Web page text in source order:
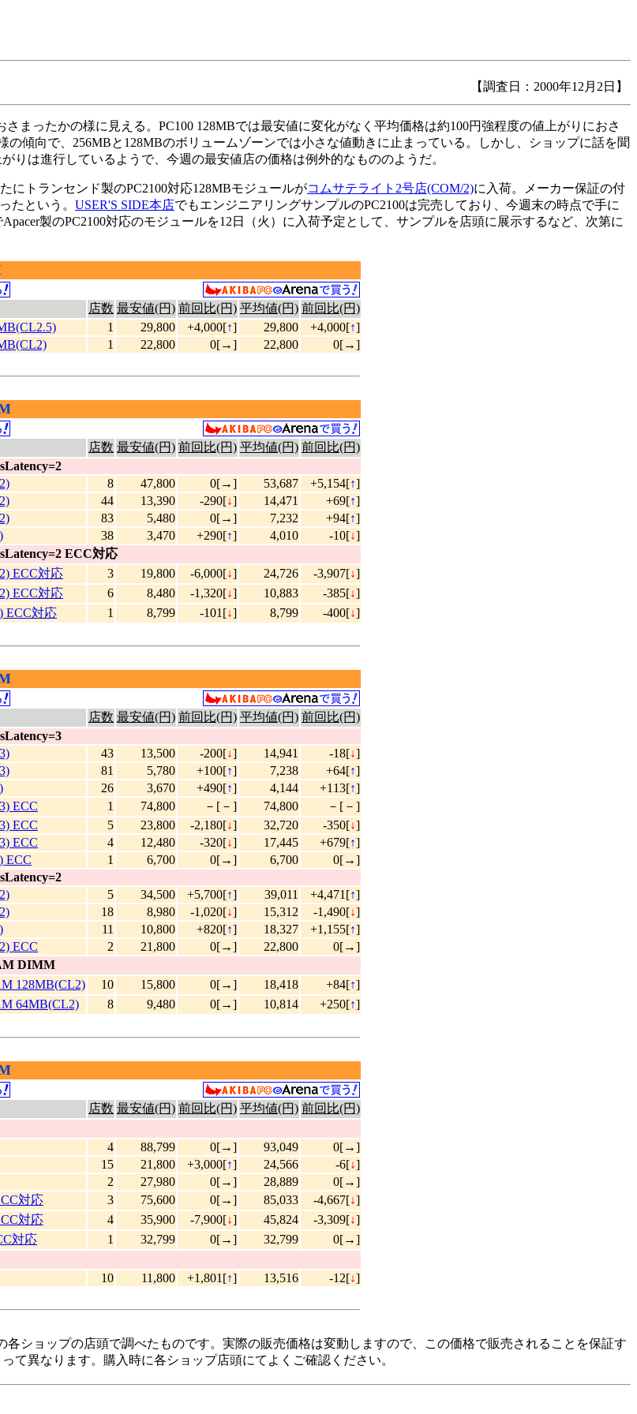
【調査日：2000年12月2日】
ったかの様に見える。PC100 128MBでは最安値に変化がなく平均価格は約100円強程度の値上がりにおさ
傾向で、256MBと128MBのボリュームゾーンでは小さな値動きに止まっている。しかし、ショップに話を聞
りは進行しているようで、今週の最安値店の価格は例外的なもののようだ。
トランセンド製のPC2100対応128MBモジュールがコムサテライト2号店(COM/2)に入荷。メーカー保証の付
たという。 USER'S SIDE本店でもエンジニアリングサンプルのPC2100は完売しており、今週末の時点で手に
Apacer製のPC2100対応のモジュールを12日（火）に入荷予定として、サンプルを店頭に展示するなど、次第に
店数 最安値(円) 前回比(円) 平均値(円) 前回比(円)
1 29,800 +4,000[↑] 29,800 +4,000[↑]
1 22,800 0[→] 22,800 0[→]
店数 最安値(円) 前回比(円) 平均値(円) 前回比(円)
8 47,800 0[→] 53,687 +5,154[↑]
44 13,390 -290[↓] 14,471 +69[↑]
83 5,480 0[→] 7,232 +94[↑]
38 3,470 +290[↑] 4,010 -10[↓]
ECC対応
ECC対応
3 19,800 -6,000[↓] 24,726 -3,907[↓]
ECC対応
6 8,480 -1,320[↓] 10,883 -385[↓]
ECC対応
1 8,799 -101[↓] 8,799 -400[↓]
店数 最安値(円) 前回比(円) 平均値(円) 前回比(円)
43 13,500 -200[↓] 14,941 -18[↓]
81 5,780 +100[↑] 7,238 +64[↑]
26 3,670 +490[↑] 4,144 +113[↑]
ECC
1 74,800 －[－] 74,800
－[－]
ECC
5 23,800 -2,180[↓] 32,720 -350[↓]
ECC
4 12,480 -320[↓] 17,445 +679[↑]
ECC
1 6,700 0[→] 6,700
0[→]
5 34,500 +5,700[↑] 39,011 +4,471[↑]
18 8,980 -1,020[↓] 15,312 -1,490[↓]
11 10,800 +820[↑] 18,327 +1,155[↑]
ECC
2 21,800 0[→] 22,800
0[→]
DIMM
128MB(CL2)
10 15,800 0[→] 18,418 +84[↑]
64MB(CL2)
8 9,480 0[→] 10,814 +250[↑]
店数 最安値(円) 前回比(円) 平均値(円) 前回比(円)
4 88,799 0[→] 93,049
0[→]
15 21,800 +3,000[↑] 24,566 -6[↓]
2 27,980 0[→] 28,889
0[→]
対応
3 75,600 0[→] 85,033 -4,667[↓]
対応
4 35,900 -7,900[↓] 45,824 -3,309[↓]
対応
1 32,799 0[→] 32,799
0[→]
10 11,800 +1,801[↑] 13,516 -12[↓]
ショップの店頭で調べたものです。実際の販売価格は変動しますので、この価格で販売されることを保証す
て異なります。購入時に各ショップ店頭にてよくご確認ください。